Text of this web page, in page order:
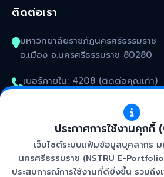
ติดต่อเรา
มหาวิทยาลัยราชภัฏนครศรีธรรมราช
อ.เมือง จ.นครศรีธรรมราช 80280
เบอร์ภายใน: 4208 (ติดต่อคุณเก้า)
kunakorn_won@nstru.ac.th
ประกาศการใช้งานคุกกี้
เว็บไซต์ระบบแฟ้มข้อมูลบุคลากร
นครศรีธรรมราช (NSTRU E-
ประสบการณ์การใช้งานที่ดียิ่งขึ้น รวมถึง